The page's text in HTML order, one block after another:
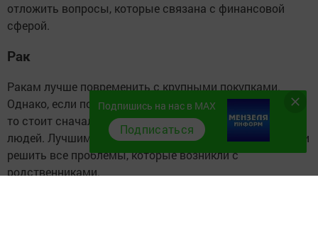
отложить вопросы, которые связана с финансовой
сферой.
Рак
Ракам лучше повременить с крупными покупками.
Однако, если покупка все же не терпит отлагательств,
то стоит сначала спросить совета у проверенных
людей. Лучшим же решением будет покопаться в себе и
решить все проблемы, которые возникли с
родственниками.
Подпишись на нас в MAX
Подписаться